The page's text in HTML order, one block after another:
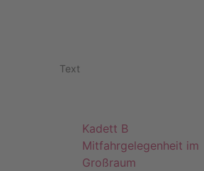
Text
Kadett B
Mitfahrgelegenheit im
Großraum